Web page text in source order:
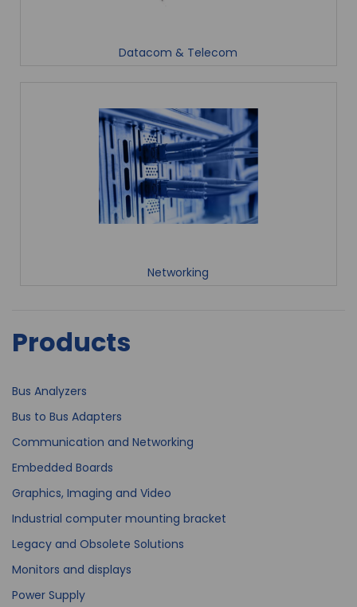
Datacom & Telecom
Networking
Products
Bus Analyzers
Bus to Bus Adapters
Communication and Networking
Embedded Boards
Graphics, Imaging and Video
Industrial computer mounting bracket
Legacy and Obsolete Solutions
Monitors and displays
Power Supply